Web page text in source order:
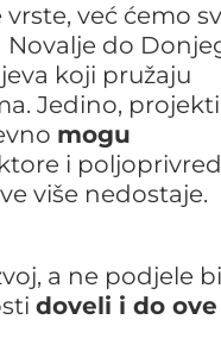
već ćemo
do
koji pružaju
Jedino,
mogu
i
više nedostaje.
a ne podjele
doveli i do ove